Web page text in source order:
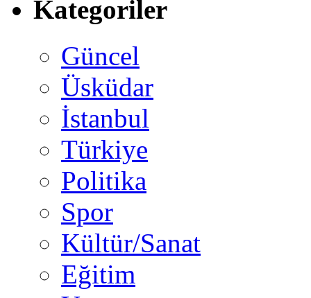
Kategoriler
Güncel
Üsküdar
İstanbul
Türkiye
Politika
Spor
Kültür/Sanat
Eğitim